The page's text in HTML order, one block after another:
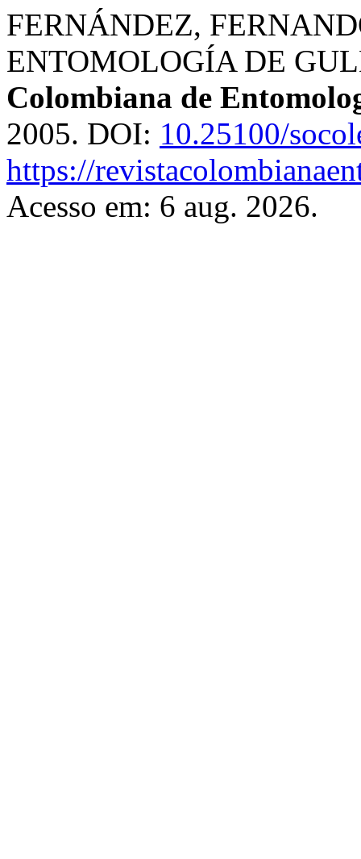
FERNÁNDEZ,
ENTOMOLOGÍA DE
Colombiana de
2005. DOI: 10.25100/
https://
Acesso em: 6 aug. 2026.